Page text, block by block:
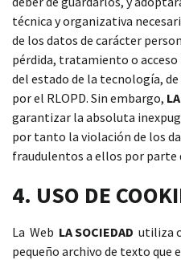
técnica y organizativa
de los datos de carácter
pérdida, tratamiento o
del estado de la tecnología,
por el RLOPD. Sin embargo,
garantizar la absoluta
por tanto la violación de los
fraudulentos a ellos por parte
4. USO DE
La Web LA SOCIEDAD utiliza
pequeño archivo de texto que